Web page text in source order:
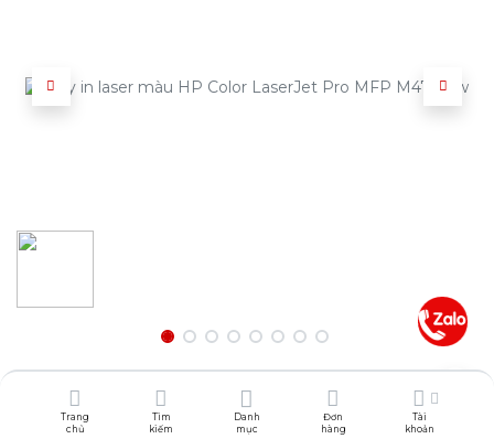
Trang
chủ
Tìm
kiếm
Danh
mục
Đơn
hàng
Tài
khoản